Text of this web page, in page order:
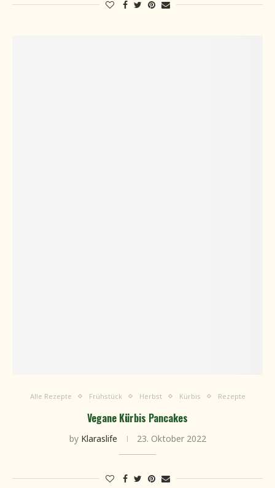
Alle Rezepte Frühstück Herbst Kürbis Rezepte
Vegane Kürbis Pancakes
by Klaraslife 23. Oktober 2022